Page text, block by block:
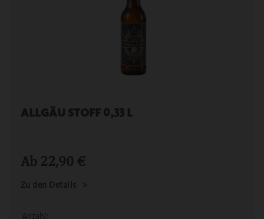
ALLGÄU STOFF 0,33 L
Ab 22,90 €
Zu den Details
Anzahl: